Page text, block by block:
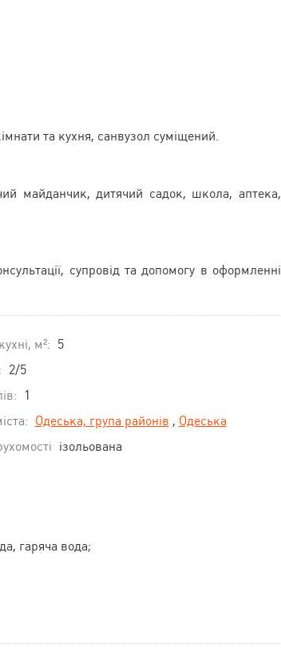
та кухня, санвузол суміщений.
майданчик, дитячий садок, школа, аптека,
супровід та допомогу в оформленні
м²: 5
2/5
1
Одеська, група районів , Одеська
ізольована
гаряча вода;